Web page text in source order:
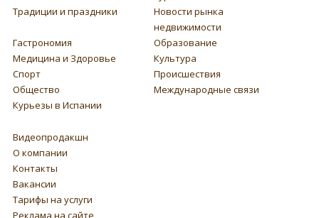
Традиции и праздники
Новости рынка
недвижимости
Гастрономия
Образование
Медицина и Здоровье
Культура
Спорт
Происшествия
Общество
Международные связи
Курьезы в Испании
Видеопродакшн
О компании
Контакты
Вакансии
Тарифы на услуги
Реклама на сайте